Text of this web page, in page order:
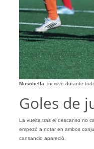
Moschella, incisivo durante
Goles de
La vuelta tras el descanso no
empezó a notar en ambos
cansancio apareció.